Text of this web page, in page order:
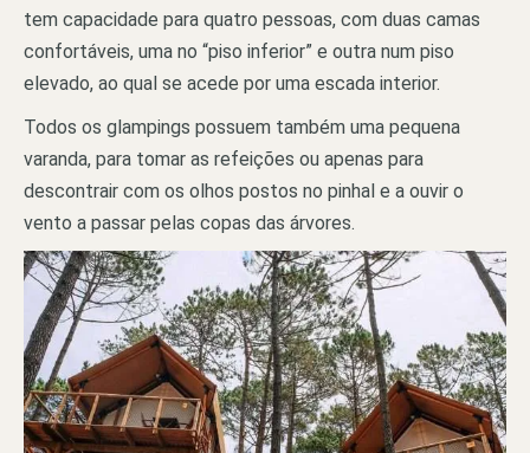
tem capacidade para quatro pessoas, com duas camas
confortáveis, uma no “piso inferior” e outra num piso
elevado, ao qual se acede por uma escada interior.
Todos os glampings possuem também uma pequena
varanda, para tomar as refeições ou apenas para
descontrair com os olhos postos no pinhal e a ouvir o
vento a passar pelas copas das árvores.